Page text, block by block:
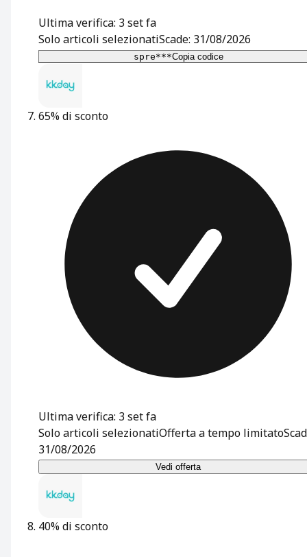
Ultima verifica: 3 set fa
Solo articoli selezionatiScade: 31/08/2026
spre***Copia codice
65% di sconto
Ultima verifica: 3 set fa
Solo articoli selezionatiOfferta a tempo limitato
31/08/2026
Vedi offerta
40% di sconto